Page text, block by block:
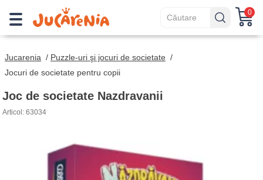
0
Jucarenia / Puzzle-uri şi jocuri de societate /
Jocuri de societate pentru copii
Joc de societate Nazdravanii
Articol: 63034